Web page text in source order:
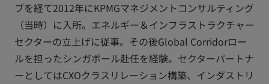
ブを経て2012年にKPMGマネジメントコンサルティング
（当時）に入所。エネルギー＆インフラストラクチャー
セクターの立上げに従事。その後Global Corridorロー
ルを担ったシンガポール赴任を経験。セクターパートナ
ーとしてはCXOクラスリレーション構築、インダストリ